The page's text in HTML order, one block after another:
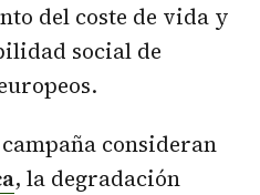
del coste de vida y
social de
consideran
, la degradación